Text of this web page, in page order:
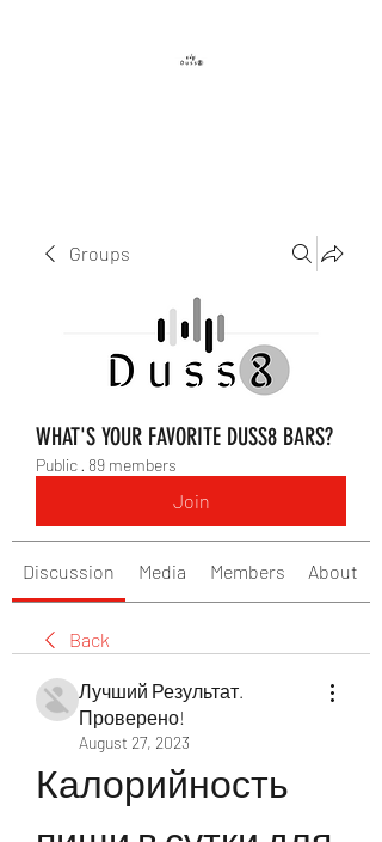
Groups
WHAT'S YOUR FAVORITE DUSS8 BARS?
Public · 89 members
Join
Discussion Media Members About
Back
Лучший Результат.
Проверено!
August 27, 2023
Калорийность